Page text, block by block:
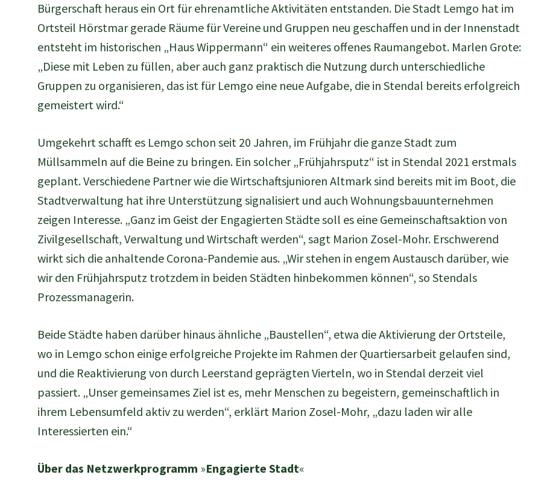
Bürgerschaft heraus ein Ort für ehrenamtliche Aktivitäten entstanden. Die Stadt Lemgo hat im
Ortsteil Hörstmar gerade Räume für Vereine und Gruppen neu geschaffen und in der Innenstadt
entsteht im historischen „Haus Wippermann“ ein weiteres offenes Raumangebot. Marlen Grote:
„Diese mit Leben zu füllen, aber auch ganz praktisch die Nutzung durch unterschiedliche
Gruppen zu organisieren, das ist für Lemgo eine neue Aufgabe, die in Stendal bereits erfolgreich
gemeistert wird.“
Umgekehrt schafft es Lemgo schon seit 20 Jahren, im Frühjahr die ganze Stadt zum
Müllsammeln auf die Beine zu bringen. Ein solcher „Frühjahrsputz“ ist in Stendal 2021 erstmals
geplant. Verschiedene Partner wie die Wirtschaftsjunioren Altmark sind bereits mit im Boot, die
Stadtverwaltung hat ihre Unterstützung signalisiert und auch Wohnungsbauunternehmen
zeigen Interesse. „Ganz im Geist der Engagierten Städte soll es eine Gemeinschaftsaktion von
Zivilgesellschaft, Verwaltung und Wirtschaft werden“, sagt Marion Zosel-Mohr. Erschwerend
wirkt sich die anhaltende Corona-Pandemie aus. „Wir stehen in engem Austausch darüber, wie
wir den Frühjahrsputz trotzdem in beiden Städten hinbekommen können“, so Stendals
Prozessmanagerin.
Beide Städte haben darüber hinaus ähnliche „Baustellen“, etwa die Aktivierung der Ortsteile,
wo in Lemgo schon einige erfolgreiche Projekte im Rahmen der Quartiersarbeit gelaufen sind,
und die Reaktivierung von durch Leerstand geprägten Vierteln, wo in Stendal derzeit viel
passiert. „Unser gemeinsames Ziel ist es, mehr Menschen zu begeistern, gemeinschaftlich in
ihrem Lebensumfeld aktiv zu werden“, erklärt Marion Zosel-Mohr, „dazu laden wir alle
Interessierten ein.“
Über das Netzwerkprogramm »Engagierte Stadt«